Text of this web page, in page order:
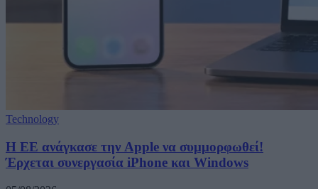
Technology
H ΕΕ ανάγκασε την Apple να συμμορφωθεί!
Έρχεται συνεργασία iPhone και Windows